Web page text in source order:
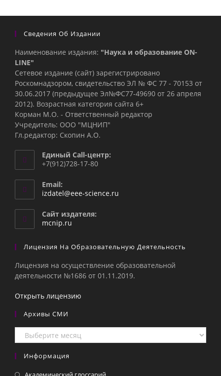
Сведения Об Издании
Наименование издания: "Наука и образование ON-
LINE"
Сетевое издание (сайт) зарегистрировано
Роскомнадзором, свидетельство ЭЛ № ФС 77 - 70153 от
30.06.2017 (предыдущее Эл№ФC77-49690 от 26 апреля
2012). Возрастная категория сайта 6+
Корман М.О. - Ответственный редактор
Учредитель: ООО "МЦНИП"
Гл.редактор: Скопин А.О.
Единый Call-центр:
+7(912)728-17-80
Email:
izdatel@eee-science.ru
Сайт издателя:
mcnip.ru
Лицензия На Образовательную Деятельность
Лицензия на осуществление образовательной
деятельности №1686 от 01.11.2019.
Открыть лицензию
Архивы СМИ
Архивы
СМИ
Информация